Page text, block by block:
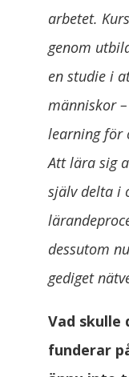
arbetet.
genom
en studie i
människor
learning för
Att lära sig
själv delta i
dessutom
gediget
Vad skulle
funderar